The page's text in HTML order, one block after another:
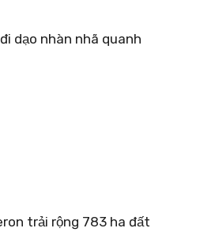
dạo nhàn nhã quanh
trải rộng 783 ha đất